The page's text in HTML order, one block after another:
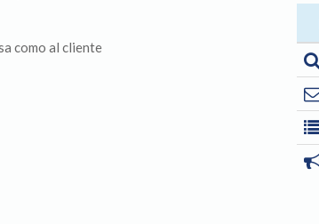
como al cliente